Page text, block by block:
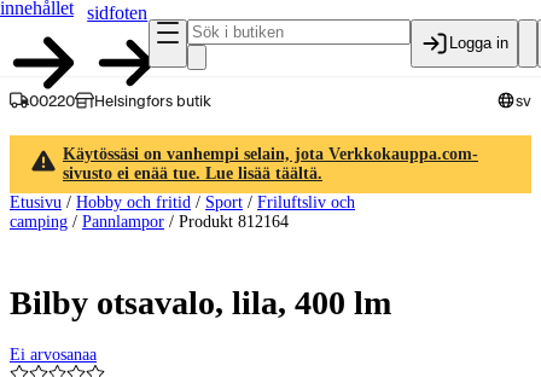
innehållet
sidfoten
Logga in
00220 Helsingfors butik sv
Käytössäsi on vanhempi selain, jota Verkkokauppa.com-
sivusto ei enää tue. Lue lisää täältä.
Etusivu / Hobby och fritid / Sport / Friluftsliv och
camping / Pannlampor / Produkt 812164
Bilby otsavalo, lila, 400 lm
Ei arvosanaa